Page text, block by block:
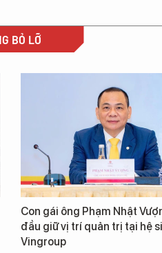
BỎ LỠ
Con gái ông Phạm Nhật
đầu giữ vị trí quản trị tại hệ
Vingroup